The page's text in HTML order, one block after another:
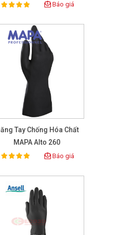
Rating: Báo giá
Tay Chống Hóa Chất
MAPA Alto 260
Rating: Báo giá